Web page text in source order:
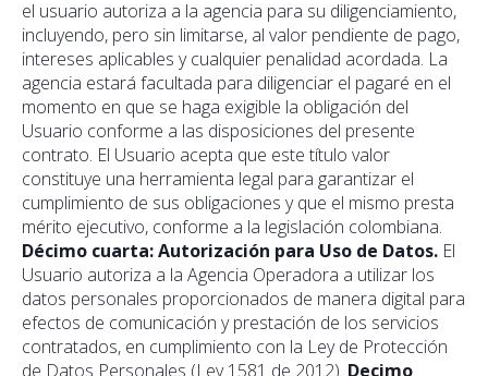
el usuario autoriza a la agencia para su diligenciamiento,
incluyendo, pero sin limitarse, al valor pendiente de pago,
intereses aplicables y cualquier penalidad acordada. La
agencia estará facultada para diligenciar el pagaré en el
momento en que se haga exigible la obligación del
Usuario conforme a las disposiciones del presente
contrato. El Usuario acepta que este título valor
constituye una herramienta legal para garantizar el
cumplimiento de sus obligaciones y que el mismo presta
mérito ejecutivo, conforme a la legislación colombiana.
Décimo cuarta: Autorización para Uso de Datos. El
Usuario autoriza a la Agencia Operadora a utilizar los
datos personales proporcionados de manera digital para
efectos de comunicación y prestación de los servicios
contratados, en cumplimiento con la Ley de Protección
de Datos Personales (Ley 1581 de 2012). Decimo